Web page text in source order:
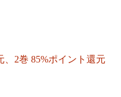
、2巻 85%ポイント還元